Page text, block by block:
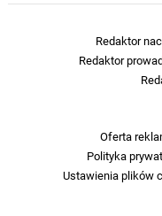
Oferta
Polityka
Ustawienia plików
Redaktor
Redaktor